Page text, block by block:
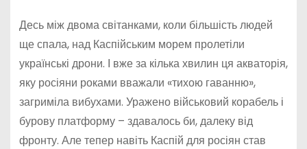
Десь між двома світанками, коли більшість людей
ще спала, над Каспійським морем пролетіли
українські дрони. І вже за кілька хвилин ця акваторія,
яку росіяни роками вважали «тихою гаванню»,
загриміла вибухами. Уражено військовий корабель і
бурову платформу – здавалось би, далеку від
фронту. Але тепер навіть Каспій для росіян став